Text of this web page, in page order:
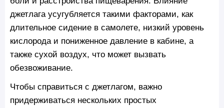
джетлага усугубляется такими факторами, как
длительное сидение в самолете, низкий уровень
кислорода и пониженное давление в кабине, а
также сухой воздух, что может вызвать
обезвоживание.
Чтобы справиться с джетлагом, важно
придерживаться нескольких простых